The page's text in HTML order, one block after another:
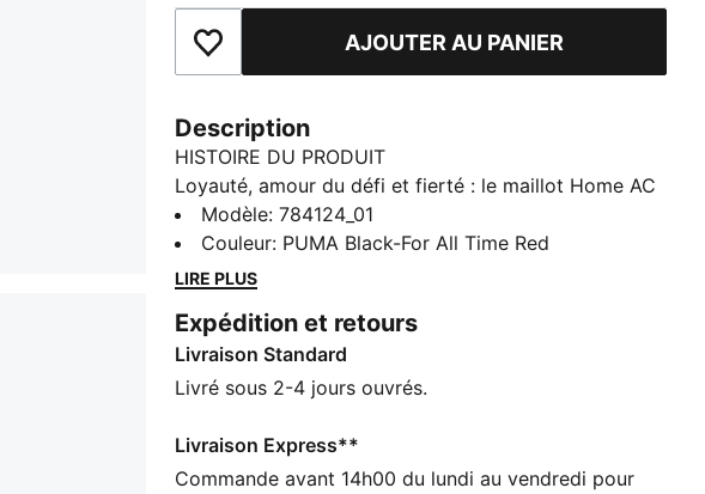
Ajouter aux favorisAJOUTER AU PANIER
Description
HISTOIRE DU PRODUIT
Loyauté, amour du défi et fierté : le maillot Home AC
Milan pour enfant et adolescent respire l’ADN du club
sous toutes les coutures. Ce modèle épouse chaque
mouvement, sur le terrain comme à la ville. Conçu
hommage à la passion du foot.
CARACTÉRISTIQUES + AVANTAGES
GESTION DE L’HUMIDITÉ : Les tissus techniques
l'aise et au sec
Confectionné avec un minimum de 90 % de matériaux
Modèle:784124_01
Couleur: PUMA Black-For All Time Red
LIRE PLUS
Expédition et retours
Livraison Standard
Livré sous 2-4 jours ouvrés.
Livraison Express**
Commande avant 14h00 du lundi au vendredi pour